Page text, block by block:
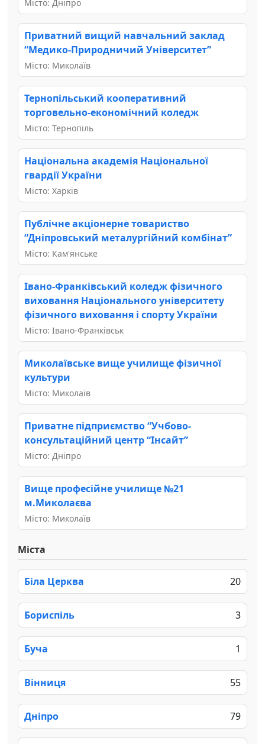
Місто: Дніпро
Приватний вищий навчальний заклад
“Медико-Природничий Університет”
Місто: Миколаїв
Тернопільський кооперативний
торговельно-економічний коледж
Місто: Тернопіль
Національна академія Національної
гвардії України
Місто: Харків
Публічне акціонерне товариство
“Дніпровський металургійний комбінат”
Місто: Кам'янське
Івано-Франківський коледж фізичного
виховання Національного університету
фізичного виховання і спорту України
Місто: Івано-Франківськ
Миколаївське вище училище фізичної
культури
Місто: Миколаїв
Приватне підприємство “Учбово-
консультаційний центр “Інсайт”
Місто: Дніпро
Вище професійне училище №21
м.Миколаєва
Місто: Миколаїв
Міста
Біла Церква 20
Бориспіль 3
Буча 1
Вінниця 55
Дніпро 79